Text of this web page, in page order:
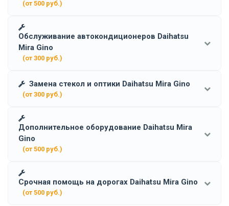
(от 500 руб.)
Обслуживание автокондиционеров Daihatsu
Mira Gino
(от 300 руб.)
Замена стекол и оптики Daihatsu Mira Gino
(от 300 руб.)
Дополнительное оборудование Daihatsu Mira
Gino
(от 500 руб.)
Срочная помощь на дорогах Daihatsu Mira Gino
(от 500 руб.)